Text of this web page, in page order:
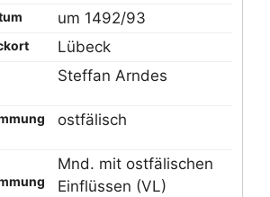
um 1492/93
Lübeck
Steffan Arndes
ostfälisch
Mnd. mit ostfälischen
Einflüssen (VL)